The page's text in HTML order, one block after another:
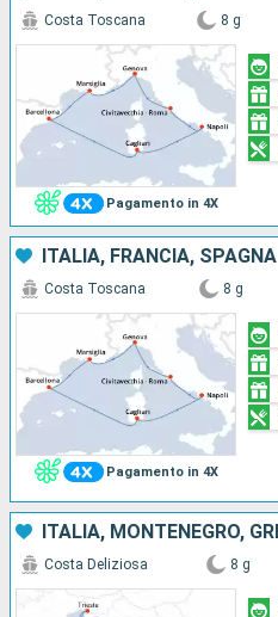
Pagamento in 4X
Costa Toscana 8 g
ITALIA, FRANCIA, SPAGNA
Pagamento in 4X
Costa Toscana 8 g
Costa Deliziosa 8 g